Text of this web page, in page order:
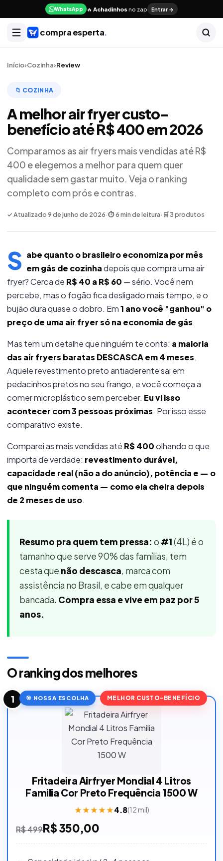
WhatsApp 🔥Achadinhos no zap Entrar →
compra esperta.
Início›Cozinha›Review
📁 COZINHA
A melhor air fryer custo-
benefício até R$ 400 em 2026
Comparamos as air fryers mais vendidas até R$
400 e elegemos a melhor para quem quer
qualidade sem gastar muito. Veja o ranking
completo com prós e contras.
✓ Atualizado9 de junho de 2026·⏱6min de leitura· 🛒3 produtos
S abe quanto o brasileiro economiza por mês
em gás de cozinhadepois que compra uma air
fryer? Cerca de R$ 40 a R$ 60 — sério. Você nem
percebe, mas o fogão fica desligado mais tempo, e o
bujão dura quase o dobro. Em1 ano você "ganhou" o
preço de uma air fryer só na economia de gás.
Mas tem um detalhe que ninguém te conta: a maioria
das air fryers baratas DESCASCA em 4 meses.
Aquele revestimento preto antiaderente sai em
pedacinhos pretos no seu frango, e você começa a
comer microplástico sem perceber. Eu vi isso
acontecer com 3 pessoas próximas. Por isso esse
comparativo existe.
Comparei as mais vendidas até R$ 400olhando o que
importa de verdade: revestimento durável,
capacidade real (não a do anúncio), potência e — o
que ninguém comenta — como ela cheira depois
de 2 meses de uso.
Resumo pra quem tem pressa: o #1(4L) é o
tamanho que serve 90% das famílias, tem
cesta que não descasca, marca com
assistência no Brasil, e cabe em qualquer
bancada. Compra essa e vive em paz por 5
anos.
O ranking dos melhores
1 MELHOR CUSTO-BENEFÍCIO
Fritadeira Airfryer Mondial 4 Litros
Familia Cor Preto Frequência 1500 W
★★★★★4.8(12 mil)
R$ 499R$ 350,00